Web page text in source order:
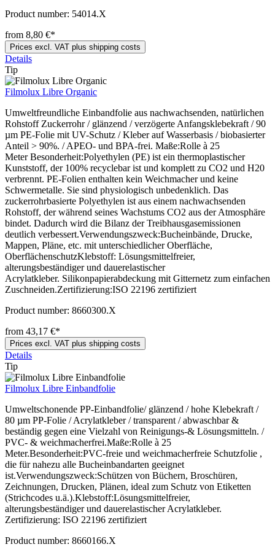
Product number: 54014.X
from 8,80 €*
Prices excl. VAT plus shipping costs
Details
Tip
Filmolux Libre Organic
Umweltfreundliche Einbandfolie aus nachwachsenden, natürlichen
Rohstoff Zuckerrohr / glänzend / verzögerte Anfangsklebekraft / 90
µm PE-Folie mit UV-Schutz / Kleber auf Wasserbasis / biobasierter
Anteil > 90%. / APEO- und BPA-frei. Maße:Rolle à 25
Meter Besonderheit:Polyethylen (PE) ist ein thermoplastischer
Kunststoff, der 100% recyclebar ist und komplett zu CO2 und H20
verbrennt. PE-Folien enthalten kein Weichmacher und keine
Schwermetalle. Sie sind physiologisch unbedenklich. Das
zuckerrohrbasierte Polyethylen ist aus einem nachwachsenden
Rohstoff, der während seines Wachstums CO2 aus der Atmosphäre
bindet. Dadurch wird die Bilanz der Treibhausgasemissionen
deutlich verbessert.Verwendungszweck:Bucheinbände, Drucke,
Mappen, Pläne, etc. mit unterschiedlicher Oberfläche,
OberflächenschutzKlebstoff: Lösungsmittelfreier,
alterungsbeständiger und dauerelastischer
Acrylatkleber. Silikonpapierabdeckung mit Gitternetz zum einfachen
Zuschneiden.Zertifizierung:ISO 22196 zertifiziert
Product number: 8660300.X
from 43,17 €*
Prices excl. VAT plus shipping costs
Details
Tip
Filmolux Libre Einbandfolie
Umweltschonende PP-Einbandfolie/ glänzend / hohe Klebekraft /
80 µm PP-Folie / Acrylatkleber / transparent / abwaschbar &
beständig gegen eine Vielzahl von Reinigungs-& Lösungsmitteln. /
PVC- & weichmacherfrei.Maße:Rolle à 25
Meter.Besonderheit:PVC-freie und weichmacherfreie Schutzfolie ,
die für nahezu alle Bucheinbandarten geeignet
ist.Verwendungszweck:Schützen von Büchern, Broschüren,
Zeichnungen, Drucken, Plänen, ideal zum Schutz von Etiketten
(Strichcodes u.ä.).Klebstoff:Lösungsmittelfreier,
alterungsbeständiger und dauerelastischer Acrylatkleber.
Zertifizierung: ISO 22196 zertifiziert
Product number: 8660166.X